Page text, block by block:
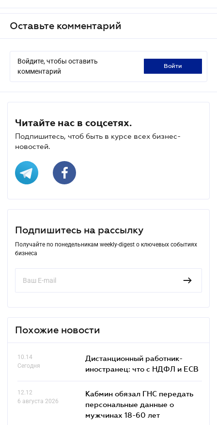
Оставьте комментарий
Войдите, чтобы оставить
комментарий
войти
Читайте нас в соцсетях.
Подпишитесь, чтоб быть в курсе всех бизнес-
новостей.
Подпишитесь на рассылку
Получайте по понедельникам weekly-digest о ключевых событиях
бизнеса
Похожие новости
10.14
Сегодня
Дистанционный работник-
иностранец: что с НДФЛ и ЕСВ
12.12
6 августа 2026
Кабмин обязал ГНС передать
персональные данные о
мужчинах 18-60 лет